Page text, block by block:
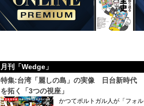
月刊「Wedge」
特集:台湾「麗しの島」の実像 日台新時代
を拓く「3つの視座」
かつてポルトガル人が「フォル